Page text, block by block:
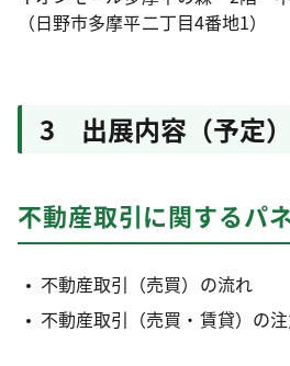
（日野市多摩平二丁目4番地1）
3 出展内容（予定）
不動産取引に関するパ
不動産取引（売買）の流れ
不動産取引（売買・賃貸）の